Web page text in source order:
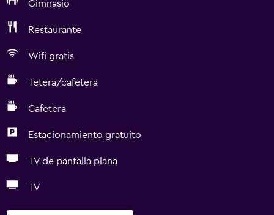
Gimnasio
Restaurante
Wifi gratis
Tetera/cafetera
Cafetera
Estacionamiento gratuito
TV de pantalla plana
TV